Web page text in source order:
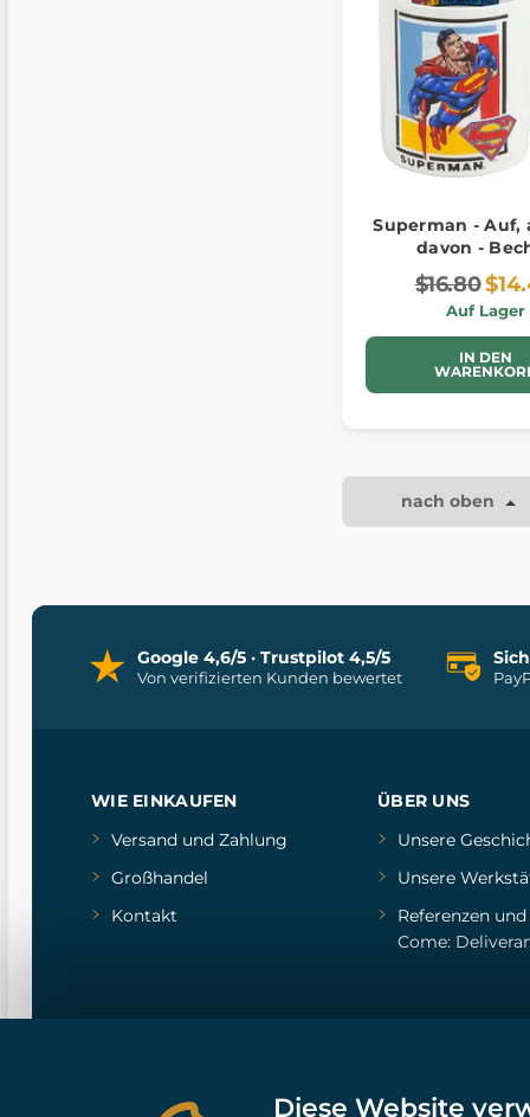
Superman - Auf,
davon -
$16.80
Auf Lager
IN DEN
nach oben
Google 4,6/5 · Trustpilot 4,5/5
Von verifizierten Kunden bewertet
WIE EINKAUFEN
Versand und Zahlung
Großhandel
Kontakt
ÜBER UNS
Unsere
Unsere
Referenzenund
Come:
Diese Website